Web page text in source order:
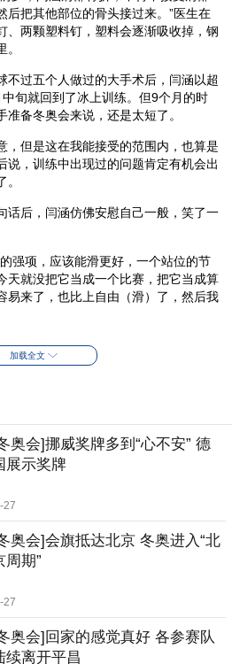
后把其他部位的骨头接过来。”医生在
、两颗塑料钉，塑料会逐渐吸收掉，钢
不过五个人做过的大手术后，闫涵以超
旬就回到了冰上训练。但9个月的时
备冬奥会来说，还是太短了。
，但是这在我能接受的范围内，也算是
说，训练中出现过的问题肯定有机会出
话后，闫涵仿佛安慰自己一般，笑了一
强项，应该能滑更好，一个站位的节
天就没把它当成一个比赛，把它当成算
易来了，也比上自由（滑）了，然后我
加载全文
奥会]挪威奖牌多到“心不安” 德
展示奖牌
27
奥会]会旗抵达北京 冬奥进入“北
周期”
27
奥会]回家的感觉真好 各参赛队
续离开平昌